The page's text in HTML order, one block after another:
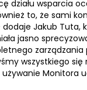
działu wsparcia
to, że sami
Jakub
jasno
wszystkiego
Monitora